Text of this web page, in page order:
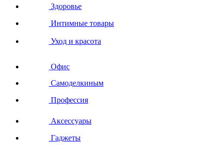
Здоровье
Интимные товары
Уход и красота
Офис
Самоделкиным
Профессия
Аксессуары
Гаджеты